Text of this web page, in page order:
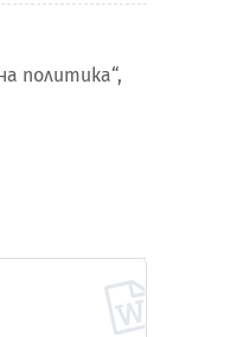
политика“,